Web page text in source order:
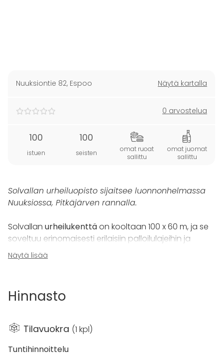
Nuuksiontie 82, Espoo Näytä kartalla
0 arvostelua
100
istuen
100
seisten
omat ruoat
sallittu
omat juomat
sallittu
Solvallan urheiluopisto sijaitsee luonnonhelmassa
Nuuksiossa, Pitkäjärven rannalla.
Solvallan urheilukenttäon kooltaan 100 x 60 m, ja se
soveltuu erinomaisesti erilaisiin palloilulajeihin ja
muuhun toimintaan. Kenttä on avoinna maaliskuun
lopusta lokakuun loppuun säävarauksella.
mahdollista järjestää kokouksia, yksityistapahtumia
sekä yritysten liikunta- ja hyvinvointipäiviä. Solvallasta
löytyy tiloja aina pienistä kokouskabineteista
Näytä lisää
Hinnasto
Tilavuokra (1 kpl)
Tuntihinnoittelu